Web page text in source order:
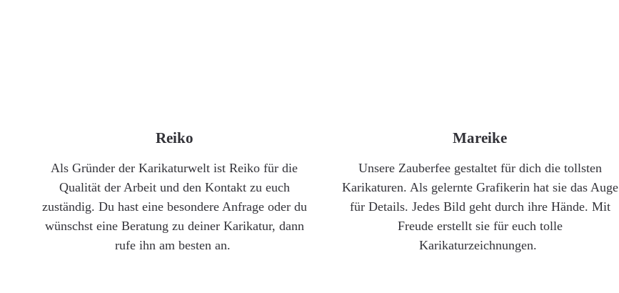
Reiko
Als Gründer der Karikaturwelt ist Reiko für die
Qualität der Arbeit und den Kontakt zu euch
zuständig. Du hast eine besondere Anfrage oder du
wünschst eine Beratung zu deiner Karikatur, dann
rufe ihn am besten an.
Mareike
Unsere Zauberfee gestaltet für dich die tollsten
Karikaturen. Als gelernte Grafikerin hat sie das Auge
für Details. Jedes Bild geht durch ihre Hände. Mit
Freude erstellt sie für euch tolle
Karikaturzeichnungen.